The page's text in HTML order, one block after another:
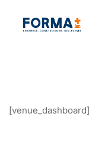
[venue_dashboard]